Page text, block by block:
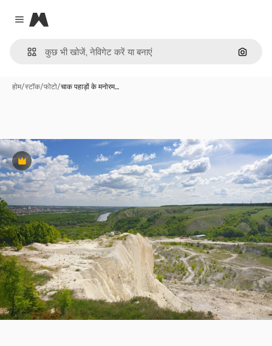
Close menu
Magnific
इमेज से
होम/स्टॉक/फोटो/चाक पहाड़ों के मनोरम…
Premium